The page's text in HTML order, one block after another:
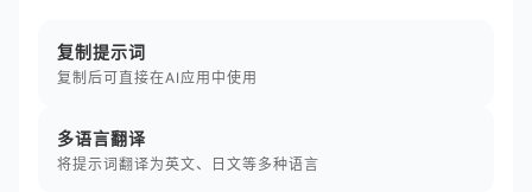
复制提示词
复制后可直接在AI应用中使用
多语言翻译
将提示词翻译为英文、日文等多种语言